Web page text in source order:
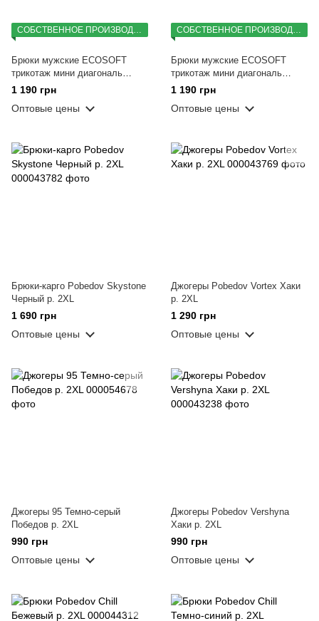
СОБСТВЕННОЕ ПРОИЗВОДСТВО
Брюки мужские ECOSOFT
трикотаж мини диагональ
петля графит р. 2XL
1 190 грн
Оптовые цены
СОБСТВЕННОЕ ПРОИЗВОДСТВО
Брюки мужские ECOSOFT
трикотаж мини диагональ
петля т. синий р. 2XL
1 190 грн
Оптовые цены
Брюки-карго Pobedov Skystone
Черный р. 2XL
1 690 грн
Оптовые цены
Джогеры Pobedov Vortex Хаки
р. 2XL
1 290 грн
Оптовые цены
Джогеры 95 Темно-серый
Победов р. 2XL
990 грн
Оптовые цены
Джогеры Pobedov Vershyna
Хаки р. 2XL
990 грн
Оптовые цены